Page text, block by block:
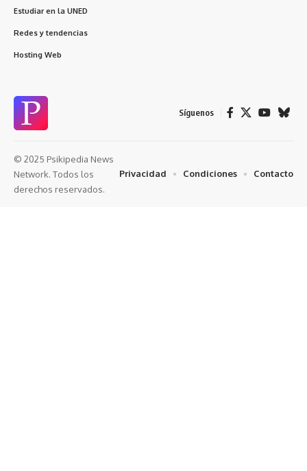
Estudiar en la UNED
Redes y tendencias
Hosting Web
Síguenos
© 2025 Psikipedia News
Network. Todos los
derechos reservados.
Privacidad Condiciones Contacto